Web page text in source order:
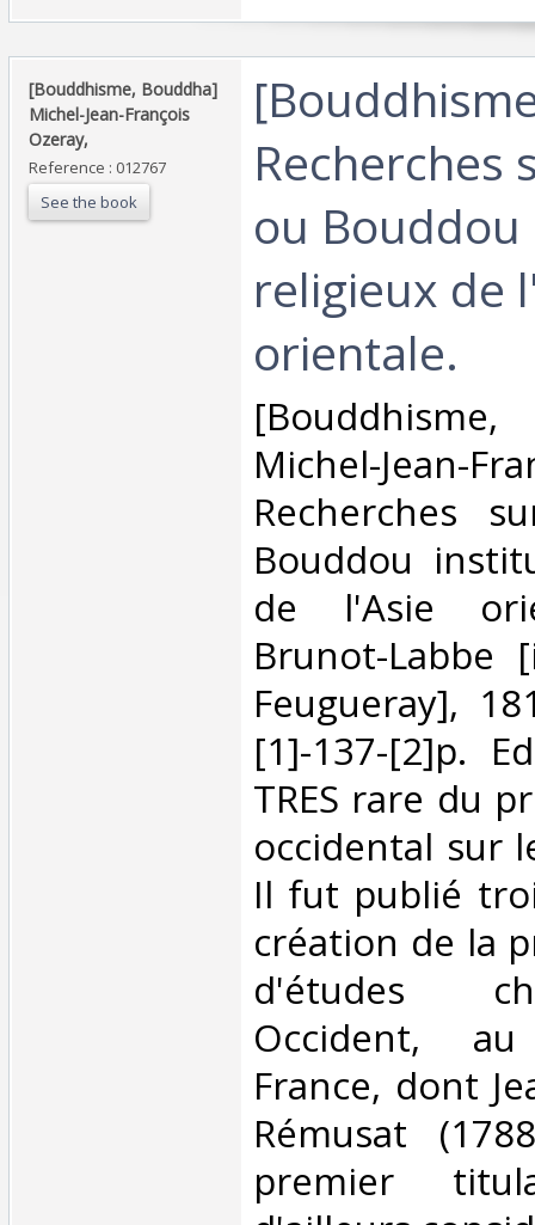
‎[Bouddhisme, Bouddha]
Michel-Jean-François
Ozeray, ‎
Reference : 012767
See the book
Recherches
ou
religieux de
orientale.‎
Michel-Jean-
Recherches
Bouddou
de l'Asie
Brunot-Labbe
Feugueray],
[1]-137-[2]p.
TRES rare du
occidental sur
Il fut publié
création de la
d'études
Occident,
France, dont
Rémusat
premier